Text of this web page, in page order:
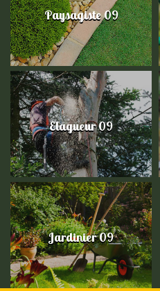
Paysagiste 09
Elagueur 09
Jardinier 09